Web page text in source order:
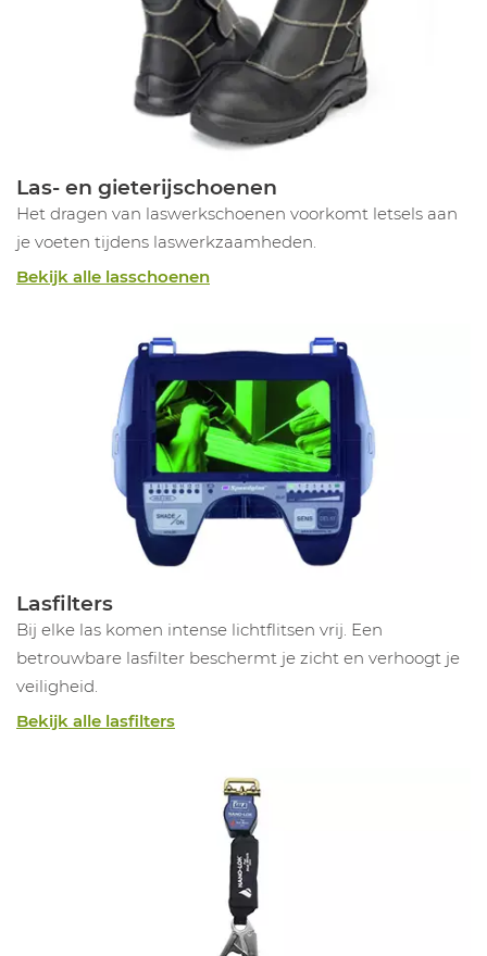
Las- en gieterijschoenen
Het dragen van laswerkschoenen voorkomt letsels aan
je voeten tijdens laswerkzaamheden.
Bekijk alle lasschoenen
Lasfilters
Bij elke las komen intense lichtflitsen vrij. Een
betrouwbare lasfilter beschermt je zicht en verhoogt je
veiligheid.
Bekijk alle lasfilters